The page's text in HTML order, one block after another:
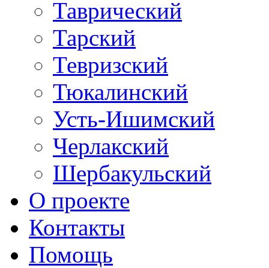
Таврический
Тарский
Тевризский
Тюкалинский
Усть-Ишимский
Черлакский
Шербакульский
О проекте
Контакты
Помощь